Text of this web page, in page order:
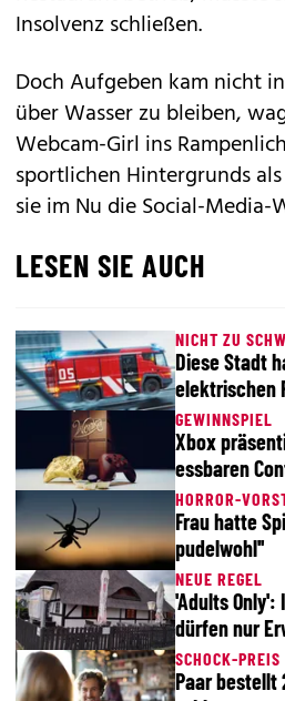
Insolvenz schließen.
Doch Aufgeben kam nicht
über Wasser zu bleiben,
Webcam-Girl ins
sportlichen Hintergrunds
sie im Nu die Social-Media-
LESEN SIE AUCH
NICHT ZU
Diese Stadt
elektrischen
GEWINNSPIEL
Xbox
essbaren
HORROR-
Frau hatte
pudelwohl''
NEUE REGEL
'Adults Only':
dürfen nur
SCHOCK-PREIS
Paar bestellt